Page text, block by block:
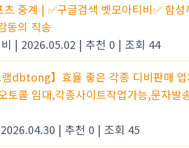
츠 중계 | ✅구글검색 벳모아티비✅ 함성
동의 직송
| 2026.05.02 | 추천 0 | 조회 44
램dbtong】효율 좋은 각종 디비판매
토콜 임대,각종사이트작업가능,문자발
2026.04.30 | 추천 0 | 조회 45